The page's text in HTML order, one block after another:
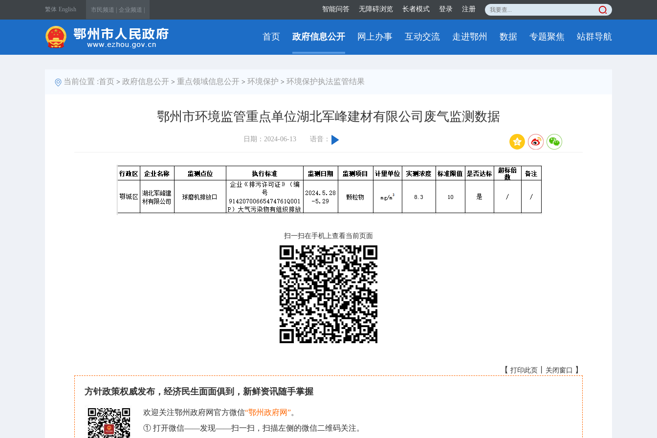
繁体 English 市民频道 | 企业频道 | 智能问答 无障碍浏览 长者模式 登录 注册
首页 政府信息公开 网上办事 互动交流 走进鄂州 数据 专题聚焦 站群导航
当前位置 :首页 > 政府信息公开 > 重点领域信息公开 > 环境保护 > 环境保护执法监管结果
鄂州市环境监管重点单位湖北军峰建材有限公司废气监测数据
日期：2024-06-13 语音：
扫一扫在手机上查看当前页面
【 打印此页 关闭窗口 】
方针政策权威发布，经济民生面面俱到，新鲜资讯随手掌握
欢迎关注鄂州政府网官方微信“鄂州政府网”。
① 打开微信——发现——扫一扫，扫描左侧的微信二维码关注。